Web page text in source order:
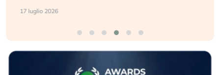
17 luglio 2026